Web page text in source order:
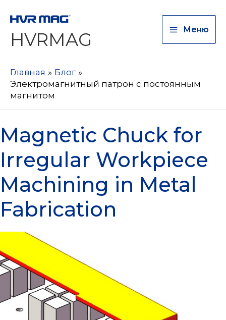
HVRMAG Меню
Главная
Блог
Электромагнитный патрон с постоянным
магнитом
Magnetic Chuck for
Irregular Workpiece
Machining in Metal
Fabrication
Magnetic Chuck for Irregular